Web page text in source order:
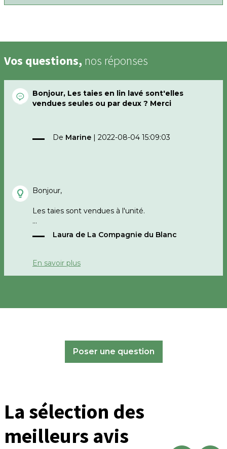
Vos questions, nos réponses
Bonjour, Les taies en lin lavé sont'elles
vendues seules ou par deux ? Merci
De Marine | 2022-08-04 15:09:03
Bonjour,
Les taies sont vendues à l'unité.
bonne journée
Laura de La Compagnie du Blanc
En savoir plus
Poser une question
La sélection des
meilleurs avis